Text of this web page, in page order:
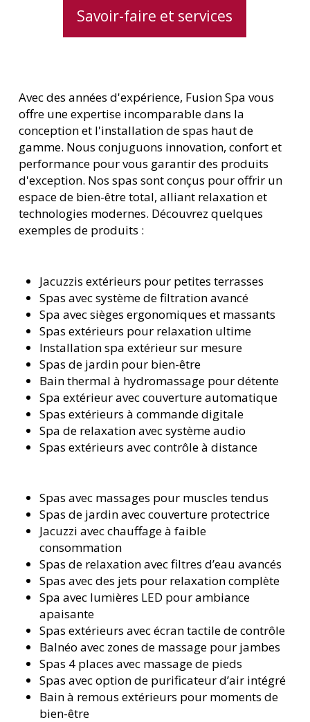
Savoir-faire et services
Avec des années d'expérience, Fusion Spa vous
offre une expertise incomparable dans la
conception et l'installation de spas haut de
gamme. Nous conjuguons innovation, confort et
performance pour vous garantir des produits
d'exception. Nos spas sont conçus pour offrir un
espace de bien-être total, alliant relaxation et
technologies modernes. Découvrez quelques
exemples de produits :
Jacuzzis extérieurs pour petites terrasses
Spas avec système de filtration avancé
Spa avec sièges ergonomiques et massants
Spas extérieurs pour relaxation ultime
Installation spa extérieur sur mesure
Spas de jardin pour bien-être
Bain thermal à hydromassage pour détente
Spa extérieur avec couverture automatique
Spas extérieurs à commande digitale
Spa de relaxation avec système audio
Spas extérieurs avec contrôle à distance
Spas avec massages pour muscles tendus
Spas de jardin avec couverture protectrice
Jacuzzi avec chauffage à faible
consommation
Spas de relaxation avec filtres d’eau avancés
Spas avec des jets pour relaxation complète
Spa avec lumières LED pour ambiance
apaisante
Spas extérieurs avec écran tactile de contrôle
Balnéo avec zones de massage pour jambes
Spas 4 places avec massage de pieds
Spas avec option de purificateur d’air intégré
Bain à remous extérieurs pour moments de
bien-être